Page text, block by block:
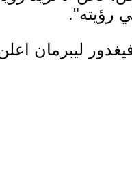
رؤيته".
ليبرمان اعلن